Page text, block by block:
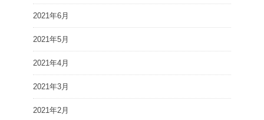
2021年6月
2021年5月
2021年4月
2021年3月
2021年2月